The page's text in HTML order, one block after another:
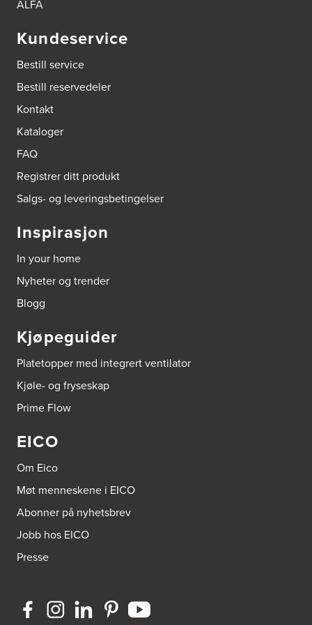
Bokhylle-Spesialisten AS
Industrigata 17
3414 Lierstranda
Tel.: 90878233
Boligleverandøren Karmøy AS
4296 Åkrehamn
http://www.interiormesteren.no
Bonaparte Interiør AS
Borgenveien 66
Tel.:22-142214
Borge butikk AS
Sundemoen Næringspark
3300 Hokksund
http://www.expert.no
Brusveen Snekkerverksted AS
Bergabygdvegen 35
2940 Heggenes
61-340006
Brødrene Aase AS
4313 Sandnes
Bygg Innredning A/S
Thiisabakken 13
4010 Stavanger
HEgelandsvegen 542
5680 Tysnes
ALFA
Kundeservice
Bestill service
Bestill reservedeler
Kontakt
Kataloger
FAQ
Registrer ditt produkt
Salgs- og leveringsbetingelser
Inspirasjon
In your home
Nyheter og trender
Blogg
Kjøpeguider
Platetopper med integrert ventilator
Kjøle- og fryseskap
Prime Flow
EICO
Om Eico
Møt menneskene i EICO
Abonner på nyhetsbrev
Jobb hos EICO
Presse